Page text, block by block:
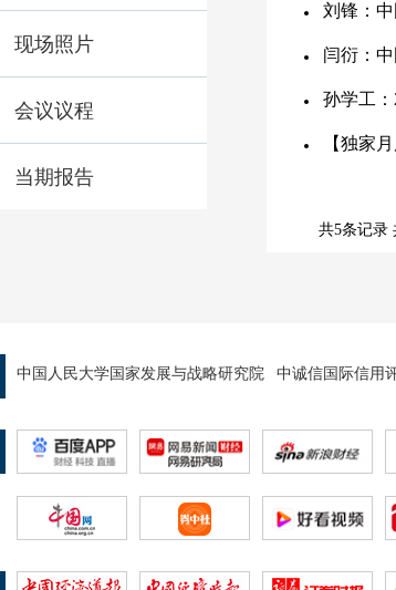
现场照片
会议议程
当期报告
刘锋：
闫衍：
孙学工
【独家
共5条记录
中国人民大学国家发展与战略研究院 中诚信国际信用